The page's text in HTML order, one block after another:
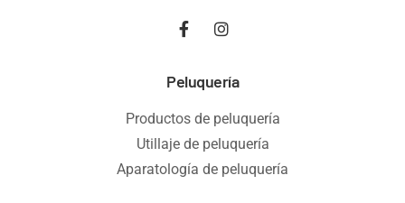
Peluquería
Productos de peluquería
Utillaje de peluquería
Aparatología de peluquería